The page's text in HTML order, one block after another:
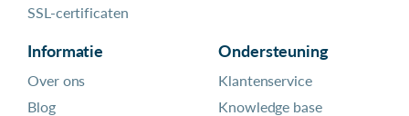
SSL-certificaten
Informatie
Over ons
Blog
Ondersteuning
Klantenservice
Knowledge base